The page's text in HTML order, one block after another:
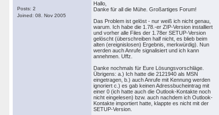
Posts: 2
Joined: 08. Nov 2005
Hallo,
Danke für all die Mühe. Großartiges Forum!
Das Problem ist gelöst - nur weiß ich nicht genau,
warum. Ich habe die 1.78.-er ZIP-Version installiert
und vorher alle Files der 1.78er SETUP-Version
gelöscht (überschreiben half nicht, es blieb beim
alten (ereignislosen) Ergebnis, merkwürdig). Nun
werden auch Anrufe signalisiert und ich kann
annehmen. Uffz.
Danke nochmals für Eure Lösungsvorschläge.
Übrigens: a.) Ich hatte die 2121940 als MSN
eingetragen, b.) auch Anrufe mit Kennung werden
ignoriert c.) es gab keinen Adressbucheintrag mit
einer 0 (ich hatte auch die Outlook-Kontakte noch
nicht eingelesen) bzw. auch nachdem ich Outlook-
Kontakte importiert hatte, klappte es nicht mit der
SETUP-Version.